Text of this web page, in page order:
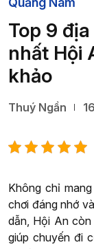
Top 9
nhất Hội
khảo
Thuý Ngần
Không chỉ
chơi đáng nhớ
dẫn, Hội An
giúp chuyến đi